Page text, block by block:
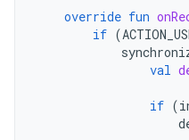
override fun
if (
val
if (